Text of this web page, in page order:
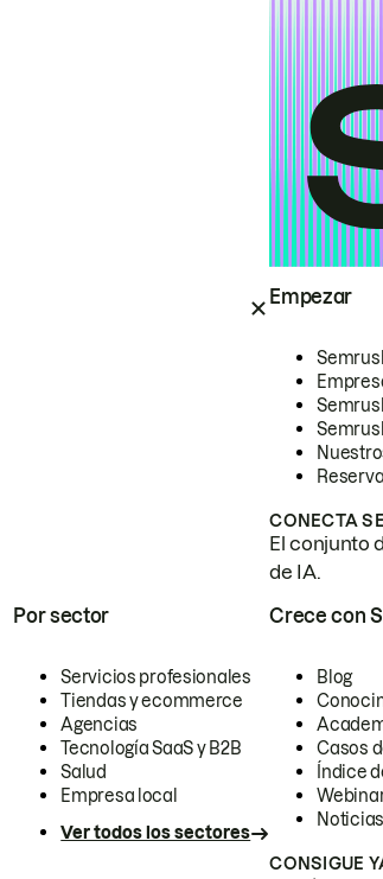
Empezar
CONECTA
El conjunto
de IA.
Por sector
Servicios profesionales
Tiendas y ecommerce
Agencias
Tecnología SaaS y B2B
Salud
Empresa local
Ver todos los sectores
Crece con
Blog
Casos
Índice
Noticias
CONSIGUE